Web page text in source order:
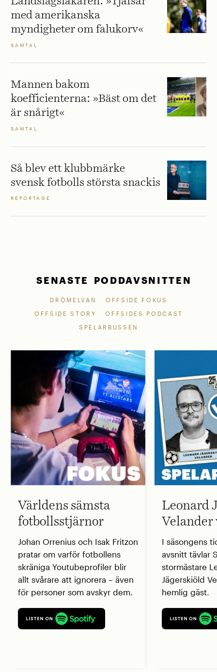
med amerikanska
myndigheter om falukorv«
SAMTAL
Mannen bakom
koefficienterna: »Bäst om det
är snårigt«
SAMTAL
Så blev ett klubbmärke
svensk fotbolls största snackis
REPORTAGE
SENASTE PODDAVSNITTEN
DRÖMELVAN
OFFSIDE FOKUS
OFFSIDE STORY
OFFSIDES PODCAST
SPELARBUSSEN
Världens sämsta
fotbollsstjärnor
Johan Orrenius och Isak Fritzon
pratar om varför fotbollens
skräniga Youtubeprofiler blir
allt svårare att ignorera – även
för personer som avskyr dem.
Leonard
Velander
I säsongens
avsnitt tävlar
stormästare
Jägerskiöld
hemlig gäst.